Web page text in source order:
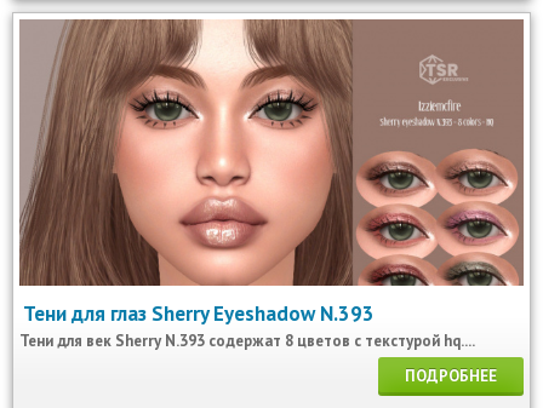
Тени для глаз Sherry Eyeshadow N.393
Тени для век Sherry N.393 содержат 8 цветов с текстурой hq....
ПОДРОБНЕЕ